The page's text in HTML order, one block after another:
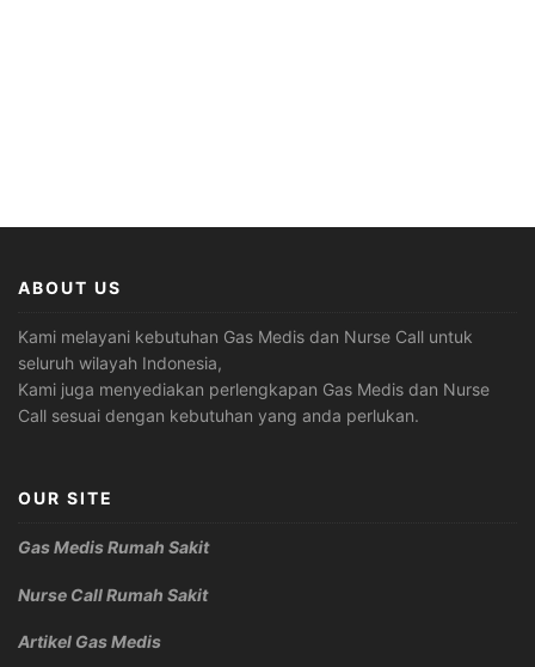
ABOUT US
Kami melayani kebutuhan Gas Medis dan Nurse Call untuk
seluruh wilayah Indonesia,
Kami juga menyediakan perlengkapan Gas Medis dan Nurse
Call sesuai dengan kebutuhan yang anda perlukan.
OUR SITE
Gas Medis Rumah Sakit
Nurse Call Rumah Sakit
Artikel Gas Medis